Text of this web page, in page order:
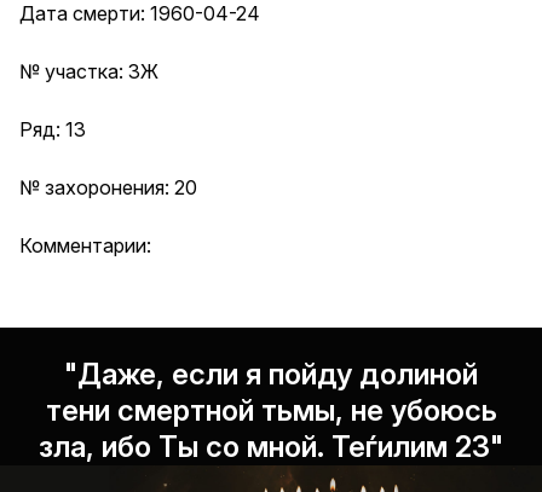
Дата смерти: 1960-04-24
№ участка: 3Ж
Ряд: 13
№ захоронения: 20
Комментарии:
"Даже, если я пойду долиной
тени смертной тьмы, не убоюсь
зла, ибо Ты со мной. Теѓилим 23"